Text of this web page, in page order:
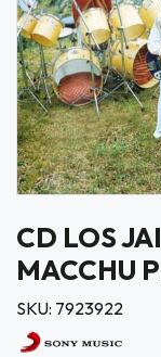
CD LOS
MACCHU
SKU: 7923922